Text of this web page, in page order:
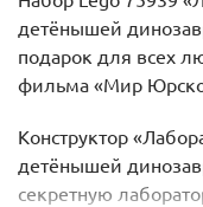
детёнышей
подарок для всех
фильма «Мир
Конструктор
детёнышей
секретную